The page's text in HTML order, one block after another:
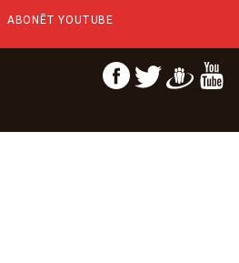
ABONĒT YOUTUBE